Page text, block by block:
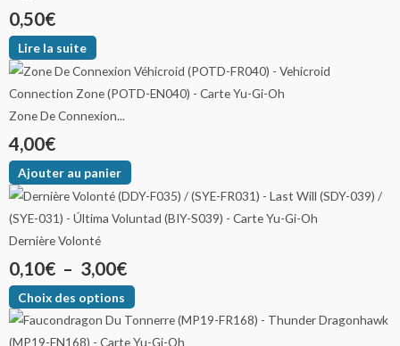
0,50€
Lire la suite
Zone De Connexion...
4,00€
Ajouter au panier
Dernière Volonté
0,10€ – 3,00€
Choix des options